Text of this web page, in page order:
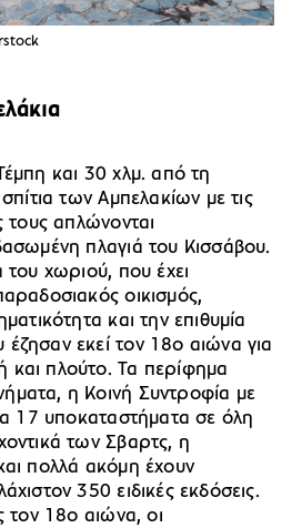
και 30 χλμ. από τη
των Αμπελακίων με τις
τους απλώνονται
πλαγιά του Κισσάβου.
του χωριού, που έχει
οικισμός,
και την επιθυμία
εκεί τον 18ο αιώνα για
πλούτο. Τα περίφημα
η Κοινή Συντροφία με
17 υποκαταστήματα σε όλη
των Σβαρτς, η
πολλά ακόμη έχουν
350 ειδικές εκδόσεις.
τον 18ο αιώνα, οι